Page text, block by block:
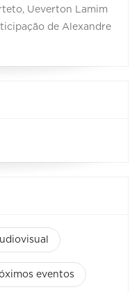
Ueverton Lamim
de Alexandre
eventos